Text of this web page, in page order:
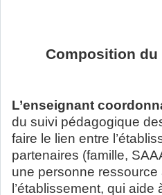
Composition
L’enseignant
du suivi pédagogique
faire le lien entre
partenaires (famille,
une personne ressource
l’établissement, qui aide